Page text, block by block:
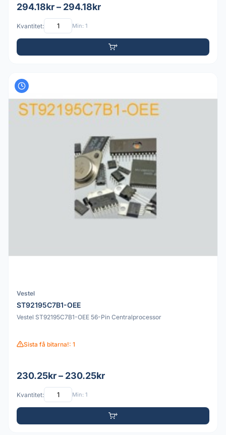
294.18kr – 294.18kr
Kvantitet: Min: 1
Vestel
ST92195C7B1-OEE
Vestel ST92195C7B1-OEE 56-Pin Centralprocessor
Sista få bitarna!: 1
230.25kr – 230.25kr
Kvantitet: Min: 1